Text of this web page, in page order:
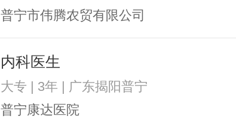
普宁市伟腾农贸有限公司
内科医生
大专 | 3年 | 广东揭阳普宁
普宁康达医院